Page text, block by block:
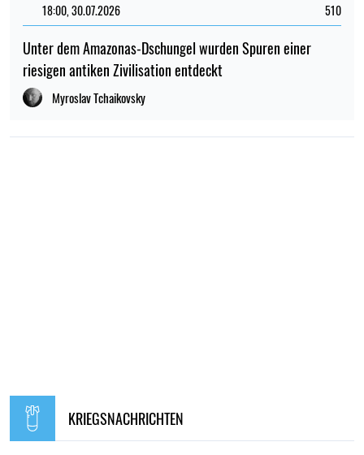
18:00, 30.07.2026 510
Unter dem Amazonas-Dschungel wurden Spuren einer
riesigen antiken Zivilisation entdeckt
Myroslav Tchaikovsky
KRIEGSNACHRICHTEN